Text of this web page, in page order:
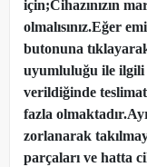
için;Cihazınızın
olmalısınız.Eğer
butonuna
uyumluluğu ile ilgili
verildiğinde
fazla
zorlanarak
parçaları ve hatta